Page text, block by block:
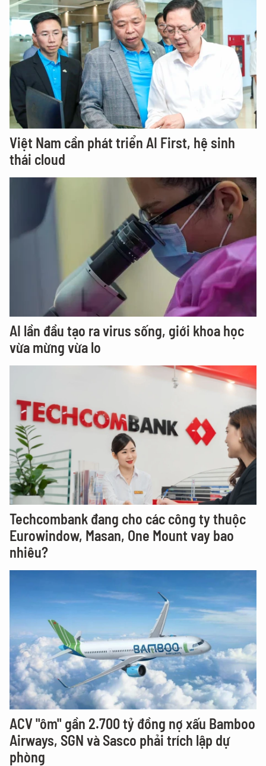
Việt Nam cần phát triển AI First, hệ sinh
thái cloud
AI lần đầu tạo ra virus sống, giới khoa học
vừa mừng vừa lo
Techcombank đang cho các công ty thuộc
Eurowindow, Masan, One Mount vay bao
nhiêu?
ACV "ôm" gần 2.700 tỷ đồng nợ xấu Bamboo
Airways, SGN và Sasco phải trích lập dự
phòng